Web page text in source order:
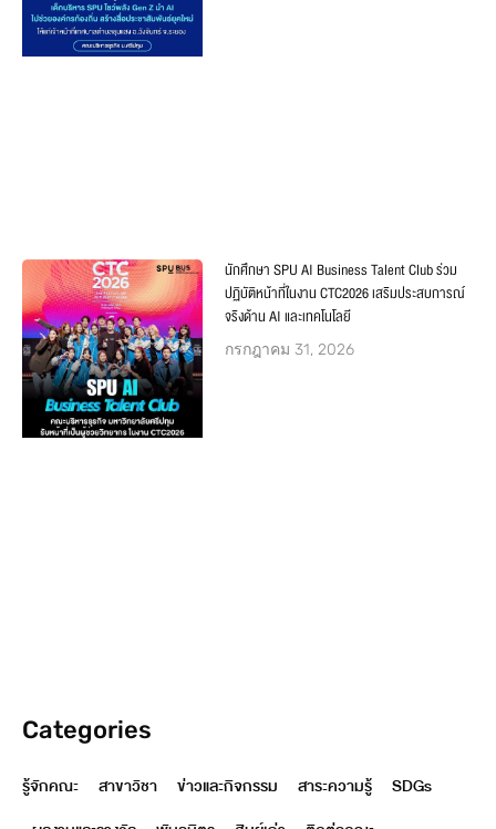
นักศึกษา SPU AI Business Talent Club ร่วม
ปฏิบัติหน้าที่ในงาน CTC2026 เสริมประสบการณ์
จริงด้าน AI และเทคโนโลยี
กรกฎาคม 31, 2026
Categories
รู้จักคณะ สาขาวิชา ข่าวและกิจกรรม สาระความรู้
SDGs